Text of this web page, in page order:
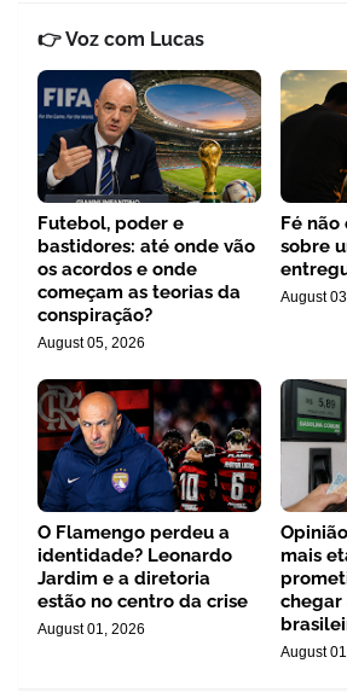
👉 Voz com Lucas
Futebol, poder e
bastidores: até onde vão
os acordos e onde
começam as teorias da
conspiração?
August 05, 2026
Fé não
sobre
August
O Flamengo perdeu a
identidade? Leonardo
Jardim e a diretoria
estão no centro da crise
August 01, 2026
mais
chegar
August